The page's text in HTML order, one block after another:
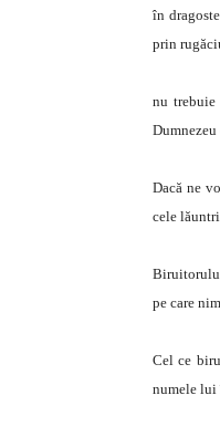
în
prin
nu
Dumnezeu
Dacă ne
cele
pe care
Cel ce
numele lui